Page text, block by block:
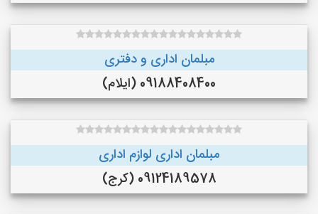
مبلمان اداری و دفتری
09188408400 (ایلام)
مبلمان اداری لوازم اداری
09124189578 (کرج)